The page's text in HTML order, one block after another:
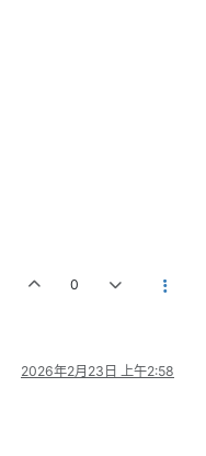
0
2026年2月23日 上午2:58